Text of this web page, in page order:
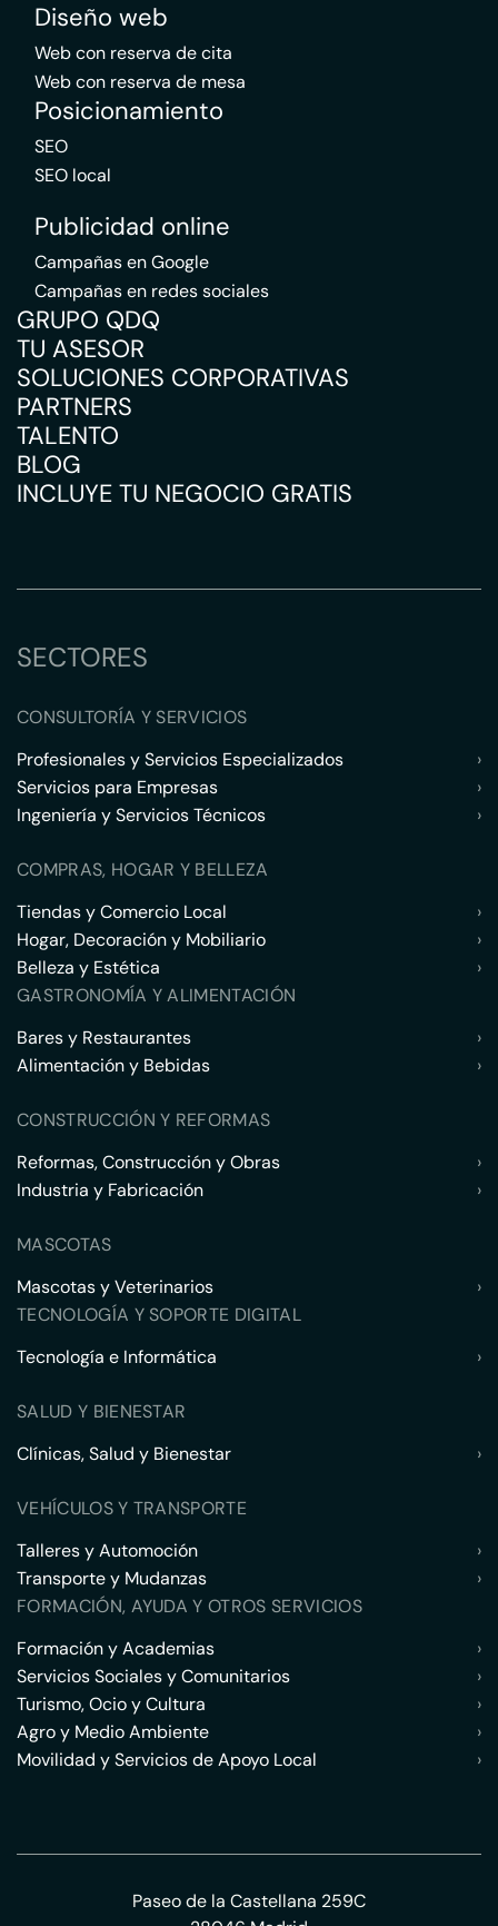
Diseño web
Web con reserva de cita
Web con reserva de mesa
Posicionamiento
SEO
SEO local
Publicidad online
Campañas en Google
Campañas en redes sociales
GRUPO QDQ
TU ASESOR
SOLUCIONES CORPORATIVAS
PARTNERS
TALENTO
BLOG
INCLUYE TU NEGOCIO GRATIS
SECTORES
CONSULTORÍA Y SERVICIOS
Profesionales y Servicios Especializados
›
Servicios para Empresas
›
Ingeniería y Servicios Técnicos
›
COMPRAS, HOGAR Y BELLEZA
Tiendas y Comercio Local
›
Hogar, Decoración y Mobiliario
›
Belleza y Estética
›
GASTRONOMÍA Y ALIMENTACIÓN
Bares y Restaurantes
›
Alimentación y Bebidas
›
CONSTRUCCIÓN Y REFORMAS
Reformas, Construcción y Obras
›
Industria y Fabricación
›
MASCOTAS
Mascotas y Veterinarios
›
TECNOLOGÍA Y SOPORTE DIGITAL
Tecnología e Informática
›
SALUD Y BIENESTAR
Clínicas, Salud y Bienestar
›
VEHÍCULOS Y TRANSPORTE
Talleres y Automoción
›
Transporte y Mudanzas
›
FORMACIÓN, AYUDA Y OTROS SERVICIOS
Formación y Academias
›
Servicios Sociales y Comunitarios
›
Turismo, Ocio y Cultura
›
Agro y Medio Ambiente
›
Movilidad y Servicios de Apoyo Local
›
Paseo de la Castellana 259C